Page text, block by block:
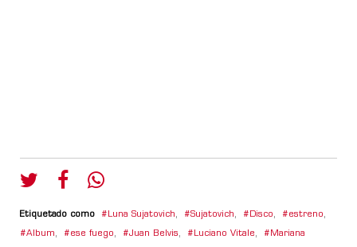
Etiquetado como Luna Sujatovich, Sujatovich, Disco, estreno,
Album, ese fuego, Juan Belvis, Luciano Vitale, Mariana